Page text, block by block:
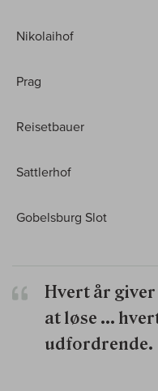
Nikolaihof
Prag
Reisetbauer
Sattlerhof
Gobelsburg Slot
Hvert år
at løse ...
udfordrende.